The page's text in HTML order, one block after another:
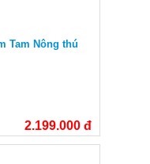
Tam Nông thú
2.199.000 đ